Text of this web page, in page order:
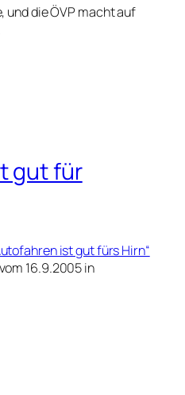
die ÖVP macht auf
gut für
ist gut fürs Hirn“
16.9.2005 in